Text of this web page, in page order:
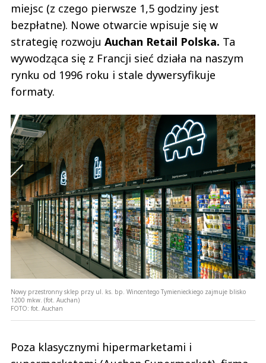
miejsc (z czego pierwsze 1,5 godziny jest
bezpłatne). Nowe otwarcie wpisuje się w
strategię rozwoju Auchan Retail Polska. Ta
wywodząca się z Francji sieć działa na naszym
rynku od 1996 roku i stale dywersyfikuje
formaty.
Nowy przestronny sklep przy ul. ks. bp. Wincentego Tymienieckiego zajmuje blisko
1200 mkw. (fot. Auchan)
FOTO: fot. Auchan
Poza klasycznymi hipermarketami i